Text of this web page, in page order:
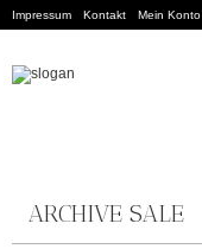
Impressum Kontakt Mein Konto
ARCHIVE SALE